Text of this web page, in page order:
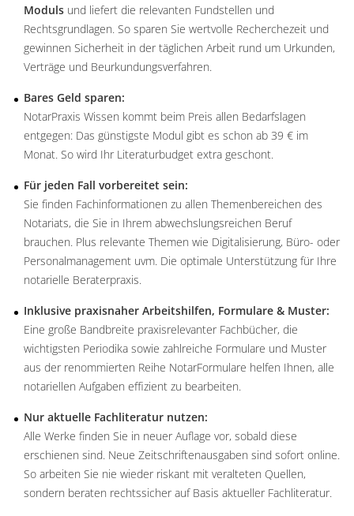
Moduls und liefert die relevanten Fundstellen und
Rechtsgrundlagen. So sparen Sie wertvolle Recherchezeit und
gewinnen Sicherheit in der täglichen Arbeit rund um Urkunden,
Verträge und Beurkundungsverfahren.
Bares Geld sparen:
NotarPraxis Wissen kommt beim Preis allen Bedarfslagen
entgegen: Das günstigste Modul gibt es schon ab 39 € im
Monat. So wird Ihr Literaturbudget extra geschont.
Für jeden Fall vorbereitet sein:
Sie finden Fachinformationen zu allen Themenbereichen des
Notariats, die Sie in Ihrem abwechslungsreichen Beruf
brauchen. Plus relevante Themen wie Digitalisierung, Büro- oder
Personalmanagement uvm. Die optimale Unterstützung für Ihre
notarielle Beraterpraxis.
Inklusive praxisnaher Arbeitshilfen, Formulare & Muster:
Eine große Bandbreite praxisrelevanter Fachbücher, die
wichtigsten Periodika sowie zahlreiche Formulare und Muster
aus der renommierten Reihe NotarFormulare helfen Ihnen, alle
notariellen Aufgaben effizient zu bearbeiten.
Nur aktuelle Fachliteratur nutzen:
Alle Werke finden Sie in neuer Auflage vor, sobald diese
erschienen sind. Neue Zeitschriftenausgaben sind sofort online.
So arbeiten Sie nie wieder riskant mit veralteten Quellen,
sondern beraten rechtssicher auf Basis aktueller Fachliteratur.